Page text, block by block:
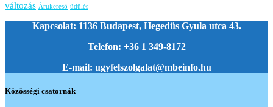
változás Árukereső üdülés
Kapcsolat: 1136 Budapest, Hegedűs Gyula utca 43.
Telefon: +36 1 349-8172
E-mail: ugyfelszolgalat@mbeinfo.hu
Közösségi csatornák